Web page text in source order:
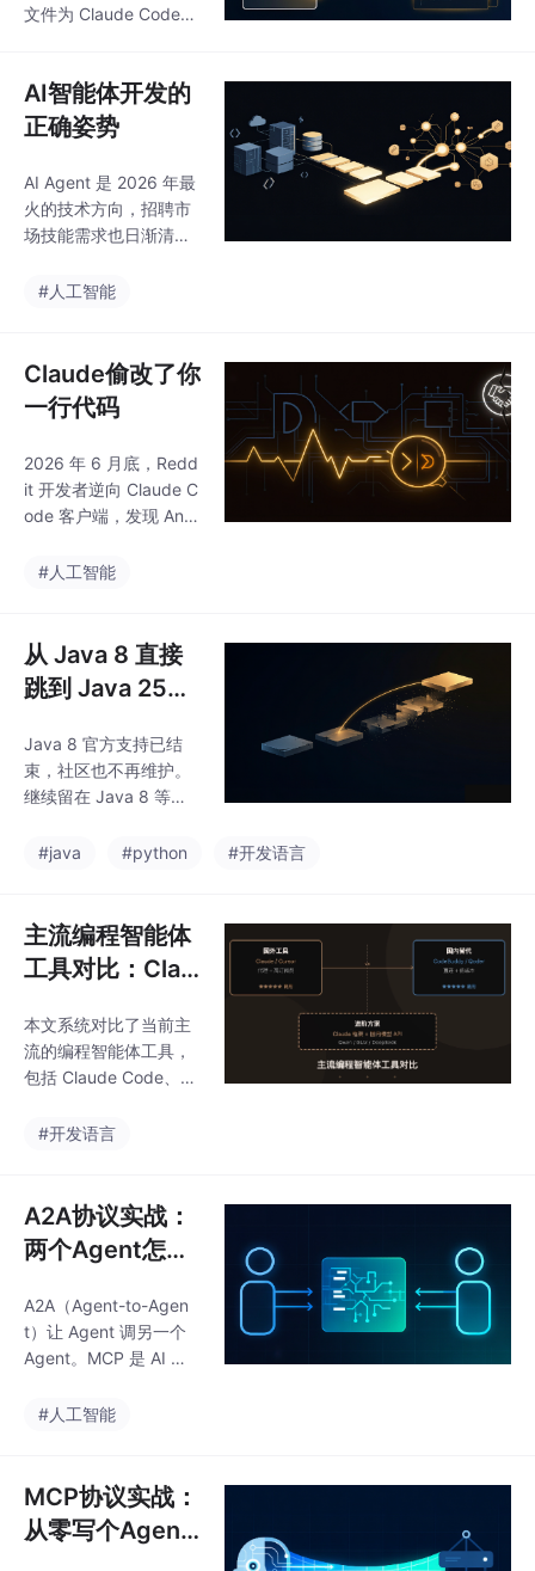
文件为 Claude Code
队风格。内容包括：Cla
ude Code 安装与 Vibe
Coding 生态、`CLAUD
E.md` 基本用法、Plan
Mode 使用场景、实战
规则配置示例、分层规
则管理技巧，以及避免
验。核心思路是将团队
生
AI智能体开发的
正确姿势
AI Agent 是 2026 年最
火的技术方向，招聘市
场技能需求也日渐清晰
G、MCP、多智能体协
和开源项目，弄清楚了
后端转 Agent 开发到底
要学什么、怎么学、日
么区别。不是劝你转
行，纯把路况说清楚。
#人工智能
Claude偷改了你
一行代码
2026 年 6 月底，Redd
it 开发者逆向 Claude C
ode 客户端，发现 Anth
用户请求里嵌入隐藏标
日期字符串里替换 Unic
ode 字符。这段代码静
默运行三个月，从未披
员禁用 Claude。这不是
封号事件，是 AI 编程时
代的信任崩塌。
#人工智能
从 Java 8 直接
跳到 Java 25，
Java 8 官方支持已结
束，社区也不再维护。
继续留在 Java 8 等于
没性能优化、用不了虚
讲一个 Java 8 老兵的
真实升级经历：从 8 直
奔 25，踩了什么坑、怎
告诉你为什么别在 17
或 21 浪费时间——跳
一次就够，管到 203
#java #python #开发语言
主流编程智能体
工具对比：Clau
odeBuddy，到
底怎么选
本文系统对比了当前主
流的编程智能体工具，
包括 Claude Code、C
等。编程智能体需具备
自主规划-执行-验证的
闭环。国外工具中 Clau
de Code 在上下文理解
rsor 在编辑器集成上占
优；国内工具 CodeBu
ddy 和 Qoder 则提供
文章还介绍了进阶方
#开发语言
A2A协议实战：
两个Agent怎么
A2A（Agent-to-Agen
t）让 Agent 调另一个
Agent。MCP 是 AI 世
是 AI 世界的微服务间通
外暴露 `/.well-known/a
gent.json`，写上自己
能干什么、怎么调。调
#人工智能
MCP协议实战：
从零写个Agent